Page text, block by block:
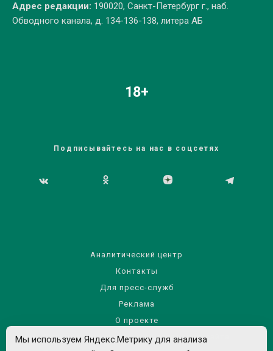
Адрес редакции: 190020, Санкт-Петербург г., наб.
Обводного канала, д. 134-136-138, литера АБ
18+
Подписывайтесь на нас в соцсетях
Аналитический центр
Контакты
Для пресс-служб
Реклама
О проекте
Правила использования материалов сайта
Мы используем Яндекс.Метрику для анализа